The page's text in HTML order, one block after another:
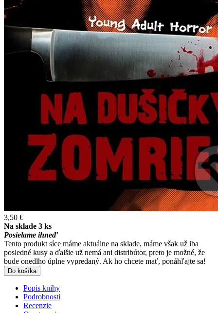
3,50 €
Na sklade 3 ks
Posielame ihneď
Tento produkt síce máme aktuálne na sklade, máme však už iba
posledné kusy a ďalšie už nemá ani distribútor, preto je možné, že
bude onedlho úplne vypredaný. Ak ho chcete mať, ponáhľajte sa!
Do košíka
Popis knihy
Podrobnosti
Recenzie